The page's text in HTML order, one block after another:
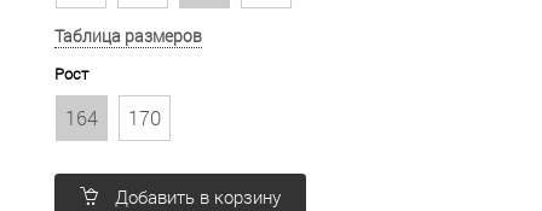
Таблица размеров
Рост
164 170
Добавить в корзину